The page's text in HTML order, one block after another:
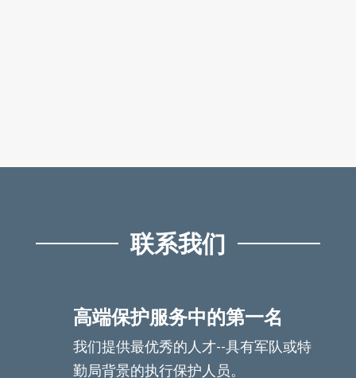
联系我们
高端保护服务中的第一名
我们提供最优秀的人才--具有军队或特
勤局背景的执行保护人员。